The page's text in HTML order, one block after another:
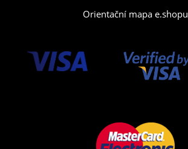
Orientační mapa e.shopu